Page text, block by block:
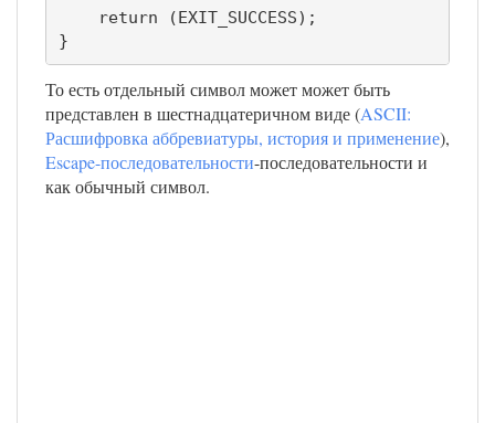
    return (EXIT_SUCCESS);
}
То есть отдельный символ может может быть
представлен в шестнадцатеричном виде (ASCII:
Расшифровка аббревиатуры, история и применение),
Escape-последовательности-последовательности и
как обычный символ.